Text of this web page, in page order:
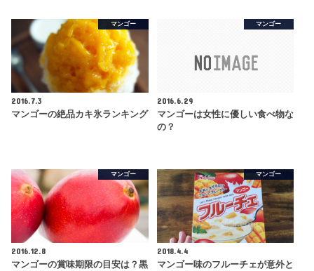
マンゴー
2016.7.3
マンゴーの絶品カキ氷ランキング
マンゴー
2016.6.29
マンゴーは女性に優しい食べ物な
の？
マンゴー
2016.12.8
マンゴーの賞味期限の目安は？黒
マンゴー
2018.4.4
マンゴー味のフルーチェが意外と